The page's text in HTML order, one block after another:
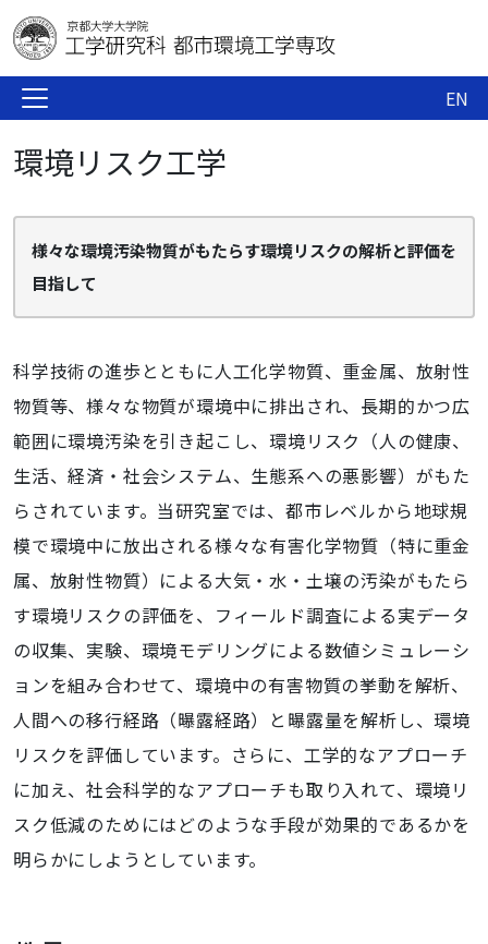
EN
環境リスク工学
様々な環境汚染物質がもたらす環境リスクの解析と評価を
目指して
科学技術の進歩とともに人工化学物質、重金属、放射性
物質等、様々な物質が環境中に排出され、長期的かつ広
範囲に環境汚染を引き起こし、環境リスク（人の健康、
生活、経済・社会システム、生態系への悪影響）がもた
らされています。当研究室では、都市レベルから地球規
模で環境中に放出される様々な有害化学物質（特に重金
属、放射性物質）による大気・水・土壌の汚染がもたら
す環境リスクの評価を、フィールド調査による実データ
の収集、実験、環境モデリングによる数値シミュレーシ
ョンを組み合わせて、環境中の有害物質の挙動を解析、
人間への移行経路（曝露経路）と曝露量を解析し、環境
リスクを評価しています。さらに、工学的なアプローチ
に加え、社会科学的なアプローチも取り入れて、環境リ
スク低減のためにはどのような手段が効果的であるかを
明らかにしようとしています。